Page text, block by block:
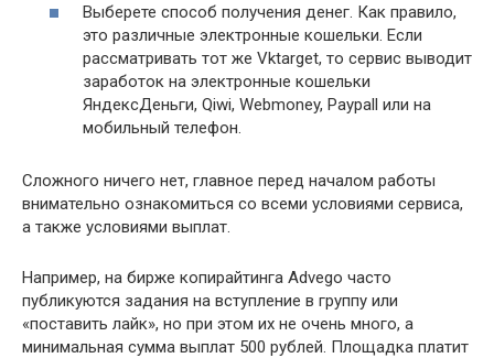
Выберете способ получения денег. Как правило,
это различные электронные кошельки. Если
рассматривать тот же Vktarget, то сервис выводит
заработок на электронные кошельки
ЯндексДеньги, Qiwi, Webmoney, Paypall или на
мобильный телефон.
Сложного ничего нет, главное перед началом работы
внимательно ознакомиться со всеми условиями сервиса,
а также условиями выплат.
Например, на бирже копирайтинга Advego часто
публикуются задания на вступление в группу или
«поставить лайк», но при этом их не очень много, а
минимальная сумма выплат 500 рублей. Площадка платит